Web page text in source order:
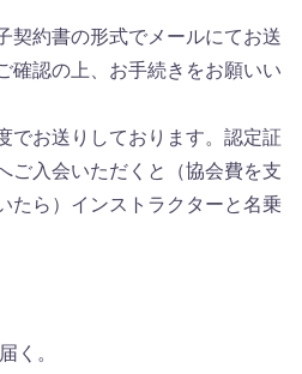
契約書の形式でメールにてお送
確認の上、お手続きをお願いい
でお送りしております。認定証
ご入会いただくと（協会費を支
たら）インストラクターと名乗
く。